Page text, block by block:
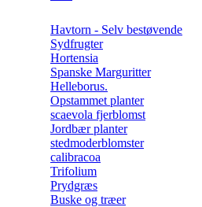
Havtorn - Selv bestøvende
Sydfrugter
Hortensia
Spanske Marguritter
Helleborus.
Opstammet planter
scaevola fjerblomst
Jordbær planter
stedmoderblomster
calibracoa
Trifolium
Prydgræs
Buske og træer